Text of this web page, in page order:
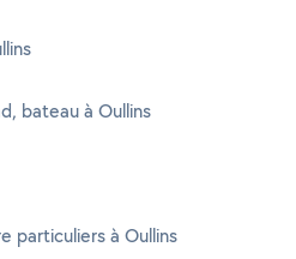
bateau à Oullins
particuliers à Oullins